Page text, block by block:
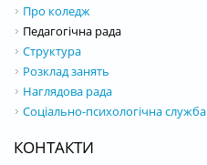
Про коледж
Педагогічна рада
Структура
Розклад занять
Наглядова рада
Соціально-психологічна служба
КОНТАКТИ